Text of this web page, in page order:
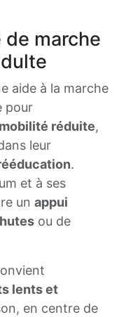
de marche
aide à la marche
pour
réduite,
leur
.
et à ses
un appui
ou de
lents et
en centre de